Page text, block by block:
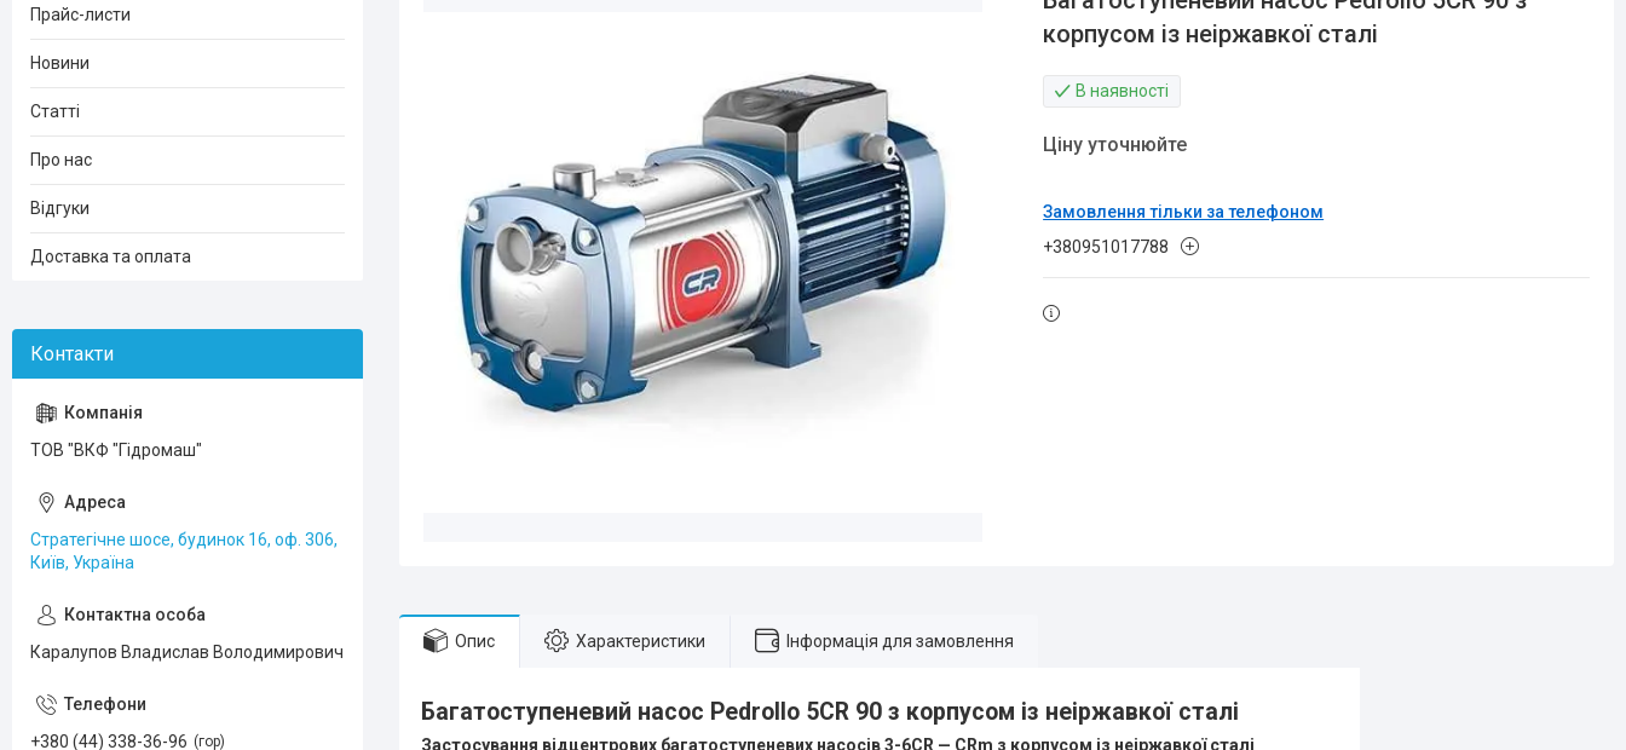
корпусом із неіржавкої сталі
В наявності
Ціну уточнюйте
Замовлення тільки за телефоном
+380951017788
Опис Характеристики Інформація для замовлення
Багатоступеневий насос Pedrollo 5CR 90 з корпусом із неіржавкої сталі
Застосування відцентрових багатоступеневих насосів 3-6CR — CRm з корпусом із неіржавкої сталі
Прайс-листи
Новини
Статті
Про нас
Відгуки
Доставка та оплата
ТОВ "ВКФ "Гідромаш"
Стратегічне шосе, будинок 16, оф. 306,
Київ, Україна
Каралупов Владислав Володимирович
+380 (44) 338-36-96 гор